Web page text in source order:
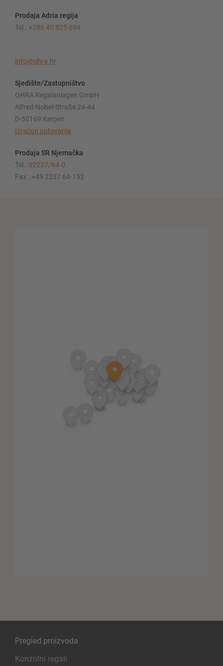
Prodaja Adria regija
Tel.: +386 40 825 699
info@ohra.hr
Sjedište/Zastupništvo
OHRA Regalanlagen GmbH
Alfred-Nobel-Straße 24-44
D-50169 Kerpen
Izračun putovanja
Prodaja SR Njemačka
Tel.: 02237/64-0
Fax.: +49 2237 64-152
Pregled proizvoda
Konzolni regali